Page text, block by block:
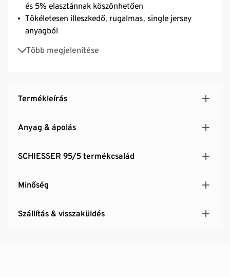
és 5% elasztánnak köszönhetően
Tökéletesen illeszkedő, rugalmas, single jersey
anyagból
Több megjelenítése
Modelljeink M/5-ös méretet viselnek
Termékleírás
Anyag & ápolás
SCHIESSER 95/5 termékcsalád
Minőség
Szállítás & visszaküldés